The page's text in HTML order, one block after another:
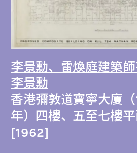
李景勳、雷煥庭建築師
李景勳
香港彌敦道寶寧大廈
年）四樓、五至七樓平
[1962]